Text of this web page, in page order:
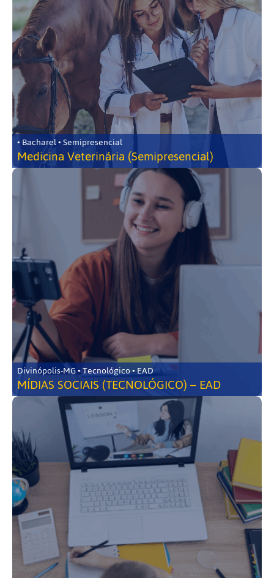
• Bacharel • Semipresencial
Medicina Veterinária (Semipresencial)
Divinópolis-MG • Tecnológico • EAD
MÍDIAS SOCIAIS (TECNOLÓGICO) – EAD